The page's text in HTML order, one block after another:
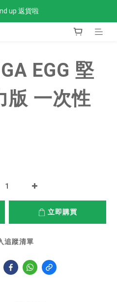
免運費
up 返貨啦
EGG 堅
版 一次性
立即購買
追蹤清單